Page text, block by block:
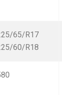
65/R17
60/R18